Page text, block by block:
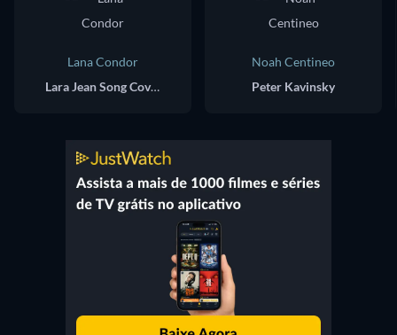
Lana Condor
Lara Jean Song Covey
Noah Centineo
Peter Kavinsky